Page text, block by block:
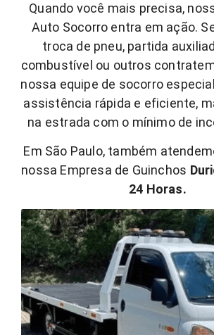
Quando você mais precisa,
Auto Socorro entra em ação.
troca de pneu, partida
combustível ou outros
nossa equipe de socorro
assistência rápida e eficiente,
na estrada com o mínimo de
Em São Paulo, também
nossa Empresa de Guinchos
24 Horas.